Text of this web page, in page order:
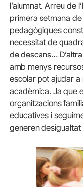
l’alumnat. Arreu de
primera setmana
pedagògiques
necessitat de
de descans…
amb menys
escolar pot ajudar
acadèmica. Ja que
organitzacions
educatives i
generen desigualtat